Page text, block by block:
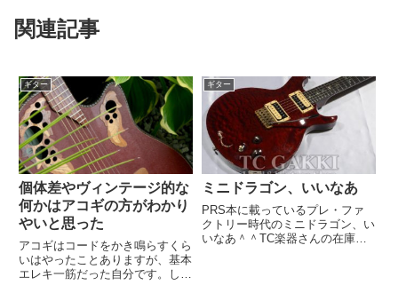
関連記事
ギター
個体差やヴィンテージ的な
何かはアコギの方がわかり
やいと思った
アコギはコードをかき鳴らすくら
いはやったことありますが、基本
エレキ一筋だった自分です。しか
ギター
ミニドラゴン、いいなあ
PRS本に載っているプレ・ファ
クトリー時代のミニドラゴン、い
いなあ＾＾TC楽器さんの在庫の